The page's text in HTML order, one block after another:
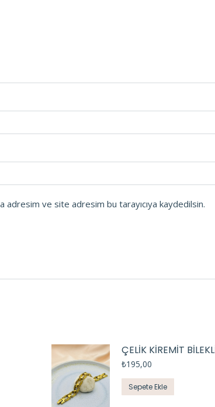
adresim ve site adresim bu tarayıcıya kaydedilsin.
ÇELİK KİREMİT
₺195,00
Sepete Ekle